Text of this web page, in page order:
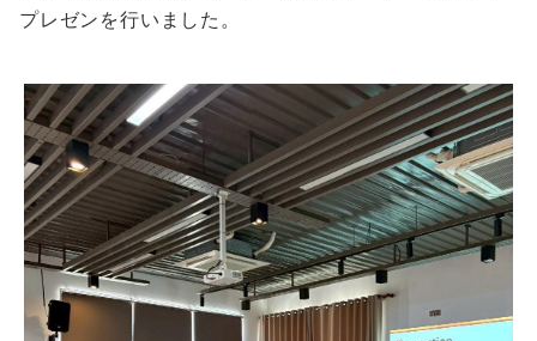
プレゼンを行いました。